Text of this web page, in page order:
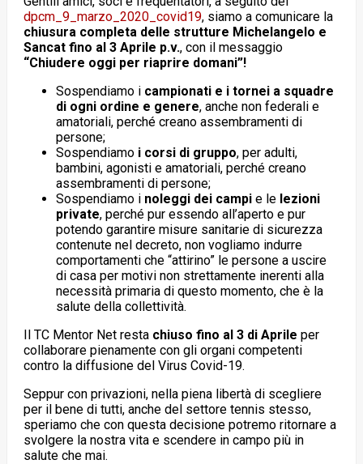
dpcm_9_marzo_2020_covid19, siamo a comunicare la
chiusura completa delle strutture Michelangelo e
Sancat fino al 3 Aprile p.v., con il messaggio
“Chiudere oggi per riaprire domani”!
Sospendiamo i campionati e i tornei a squadre
di ogni ordine e genere, anche non federali e
amatoriali, perché creano assembramenti di
persone;
Sospendiamo i corsi di gruppo, per adulti,
bambini, agonisti e amatoriali, perché creano
assembramenti di persone;
Sospendiamo i noleggi dei campie le lezioni
private, perché pur essendo all’aperto e pur
potendo garantire misure sanitarie di sicurezza
contenute nel decreto, non vogliamo indurre
comportamenti che “attirino” le persone a uscire
di casa per motivi non strettamente inerenti alla
necessità primaria di questo momento, che è la
salute della collettività.
Il TC Mentor Net resta chiuso fino al 3 di Aprile per
collaborare pienamente con gli organi competenti
contro la diffusione del Virus Covid-19.
Seppur con privazioni, nella piena libertà di scegliere
per il bene di tutti, anche del settore tennis stesso,
speriamo che con questa decisione potremo ritornare a
svolgere la nostra vita e scendere in campo più in
salute che mai.